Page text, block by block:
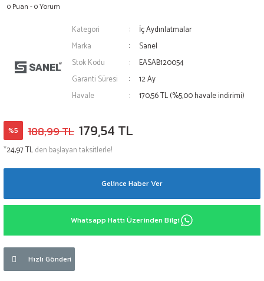
0 Puan - 0 Yorum
Kategori
İç Aydınlatmalar
Marka
Sanel
Stok Kodu
EASAB120054
Garanti Süresi
12 Ay
Havale
170,56 TL (%5,00 havale indirimi)
%5 188,99 TL 179,54 TL
*24,97 TLden başlayan taksitlerle!
Gelince Haber Ver
Whatsapp Hattı Üzerinden Bilgi
Hızlı Gönderi